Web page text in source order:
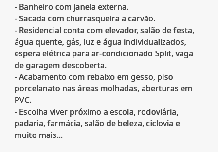
- Banheiro com janela externa.
- Sacada com churrasqueira a carvão.
- Residencial conta com elevador, salão de festa,
água quente, gás, luz e água individualizados,
espera elétrica para ar-condicionado Split, vaga
de garagem descoberta.
- Acabamento com rebaixo em gesso, piso
porcelanato nas áreas molhadas, aberturas em
PVC.
- Escolha viver próximo a escola, rodoviária,
padaria, farmácia, salão de beleza, ciclovia e
muito mais...